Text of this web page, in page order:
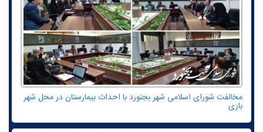
مخالفت شورای اسلامی شهر بجنورد با احداث بیمارستان در محل شهر
بازی